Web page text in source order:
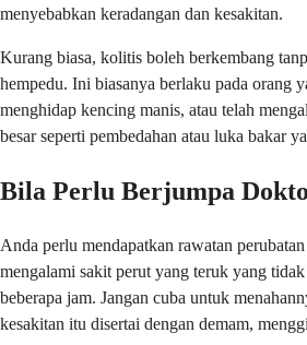
menyebabkan keradangan dan kesakitan.
Kurang biasa, kolitis boleh berkembang
hempedu. Ini biasanya berlaku pada orang
menghidap kencing manis, atau telah
besar seperti pembedahan atau luka bakar
Bila Perlu Berjumpa
Anda perlu mendapatkan rawatan
mengalami sakit perut yang teruk yang
beberapa jam. Jangan cuba untuk
kesakitan itu disertai dengan demam,